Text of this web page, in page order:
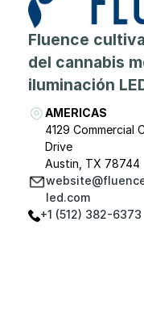
Fluence
del cannabis
iluminación
AMERICAS
4129 Commercial
Drive
Austin, TX 78744
led.com
+1 (512) 382-6373